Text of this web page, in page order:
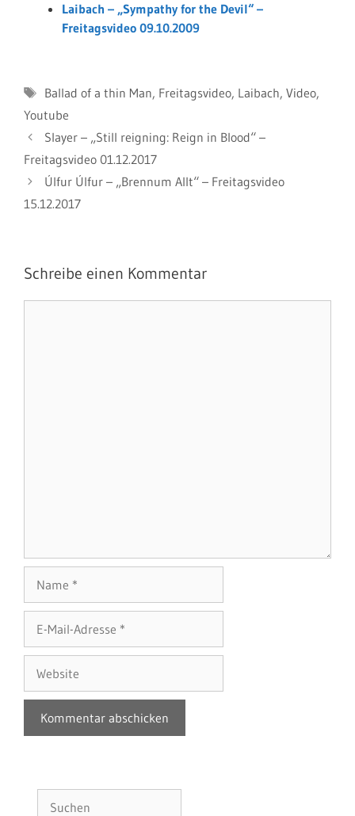
Laibach – „Sympathy for the Devil“ –
Freitagsvideo 09.10.2009
Schlagwörter
Ballad of a thin Man, Freitagsvideo, Laibach, Video,
Youtube
Slayer – „Still reigning: Reign in Blood“ –
Freitagsvideo 01.12.2017
Úlfur Úlfur – „Brennum Allt“ – Freitagsvideo
15.12.2017
Schreibe einen Kommentar
Mail-
Adresse